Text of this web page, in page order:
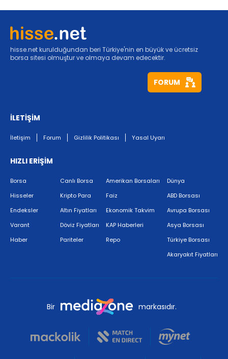
hisse.net kurulduğundan beri Türkiye'nin en büyük ve ücretsiz
borsa sitesi olmuştur ve olmaya devam edecektir.
FORUM
İLETİŞİM
İletişim Forum Gizlilik Politikası Yasal Uyarı
HIZLI ERİŞİM
Borsa
Hisseler
Endeksler
Varant
Haber
Canlı Borsa
Kripto Para
Altın Fiyatları
Döviz Fiyatları
Pariteler
Amerikan Borsaları
Faiz
Ekonomik Takvim
KAP Haberleri
Repo
Dünya
ABD Borsası
Avrupa Borsası
Asya Borsası
Türkiye Borsası
Akaryakıt Fiyatları
Bir markasıdır.